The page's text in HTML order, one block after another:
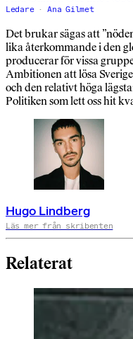
Ledare Ana Gilmet
Det brukar sägas att
lika återkommande i den
producerar för vissa
Ambitionen att lösa
och den relativt höga
Politiken som lett oss hit
Hugo Lindberg
Läs mer från skribenten
Relaterat